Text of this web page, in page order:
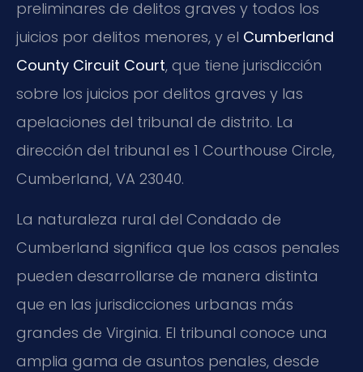
preliminares de delitos graves y todos los
juicios por delitos menores, y el Cumberland
County Circuit Court, que tiene jurisdicción
sobre los juicios por delitos graves y las
apelaciones del tribunal de distrito. La
dirección del tribunal es 1 Courthouse Circle,
Cumberland, VA 23040.
La naturaleza rural del Condado de
Cumberland significa que los casos penales
pueden desarrollarse de manera distinta
que en las jurisdicciones urbanas más
grandes de Virginia. El tribunal conoce una
amplia gama de asuntos penales, desde